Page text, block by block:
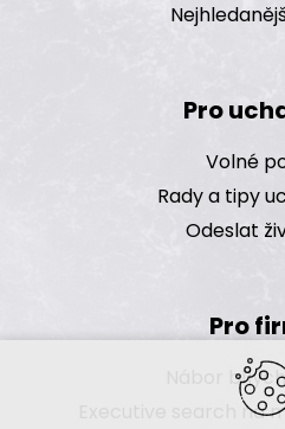
Pro
Volné
Rady a tipy
Odeslat
Pro
Nábor
Executive search na